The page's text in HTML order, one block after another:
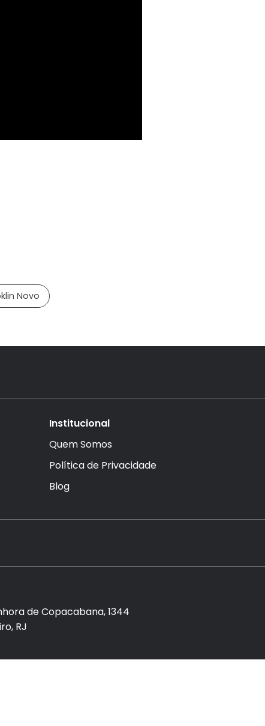
Novo
Institucional
Quem Somos
Política de Privacidade
Blog
de Copacabana, 1344
RJ